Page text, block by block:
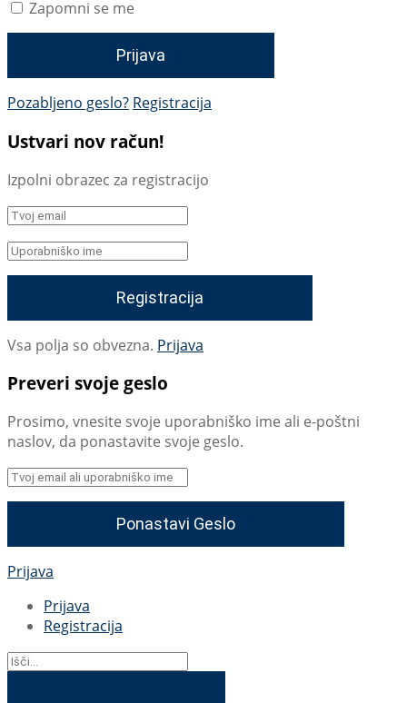
Zapomni se me
Pozabljeno geslo? Registracija
Ustvari nov račun!
Izpolni obrazec za registracijo
Vsa polja so obvezna. Prijava
Preveri svoje geslo
Prosimo, vnesite svoje uporabniško ime ali e-poštni
naslov, da ponastavite svoje geslo.
Prijava
Prijava
Registracija